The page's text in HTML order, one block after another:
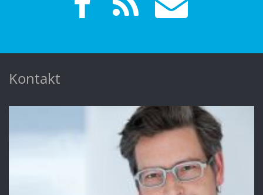
Kontakt